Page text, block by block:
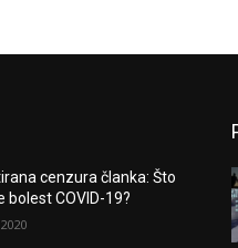
cenzura članka: Što
bolest COVID-19?